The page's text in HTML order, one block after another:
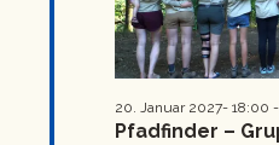
Pfadfinder –
20. Januar 2027- 18:00 -